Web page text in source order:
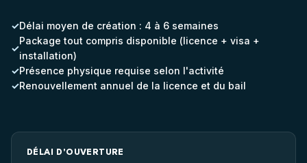
Délai moyen de création : 4 à 6 semaines
Package tout compris disponible (licence + visa +
installation)
Présence physique requise selon l'activité
Renouvellement annuel de la licence et du bail
DÉLAI D'OUVERTURE